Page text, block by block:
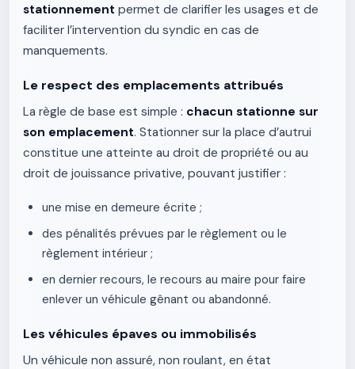
stationnement permet de clarifier les usages et de
faciliter l’intervention du syndic en cas de
manquements.
Le respect des emplacements attribués
La règle de base est simple : chacun stationne sur
son emplacement. Stationner sur la place d’autrui
constitue une atteinte au droit de propriété ou au
droit de jouissance privative, pouvant justifier :
une mise en demeure écrite ;
des pénalités prévues par le règlement ou le
règlement intérieur ;
en dernier recours, le recours au maire pour faire
enlever un véhicule gênant ou abandonné.
Les véhicules épaves ou immobilisés
Un véhicule non assuré, non roulant, en état